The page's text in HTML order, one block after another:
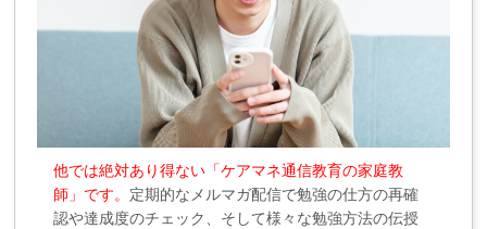
他では絶対あり得ない「ケアマネ通信教育の家庭教
師」です。 定期的なメルマガ配信で勉強の仕方の再確
認や達成度のチェック、そして様々な勉強方法の伝授